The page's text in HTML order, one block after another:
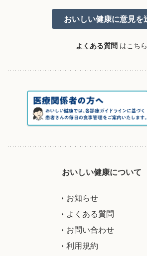
よくある質問 はこちら
おいしい健康について
お知らせ
よくある質問
お問い合わせ
利用規約